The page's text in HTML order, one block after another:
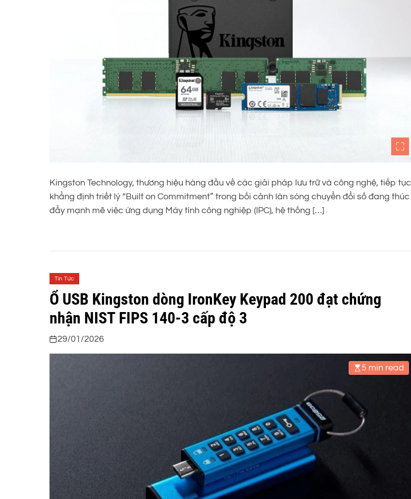
Kingston Technology, thương hiệu hàng đầu về các giải pháp lưu trữ và công nghệ, tiếp tục
khẳng định triết lý “Built on Commitment” trong bối cảnh làn sóng chuyển đổi số đang thúc
đẩy mạnh mẽ việc ứng dụng Máy tính công nghiệp (IPC), hệ thống […]
Tin Tức
Ổ USB Kingston dòng IronKey Keypad 200 đạt chứng
nhận NIST FIPS 140-3 cấp độ 3
29/01/2026
5 min read